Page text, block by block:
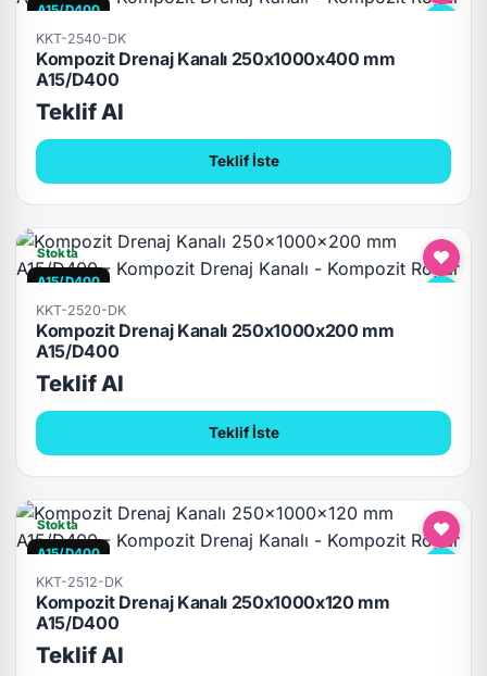
A15/D400
KKT-2540-DK
Kompozit Drenaj Kanalı 250x1000x400 mm
A15/D400
Teklif Al
Teklif İste
Stokta
A15/D400
KKT-2520-DK
Kompozit Drenaj Kanalı 250x1000x200 mm
A15/D400
Teklif Al
Teklif İste
Stokta
A15/D400
KKT-2512-DK
Kompozit Drenaj Kanalı 250x1000x120 mm
A15/D400
Teklif Al